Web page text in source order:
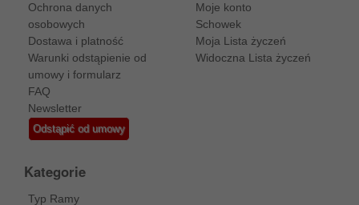
Ochrona danych
osobowych
Dostawa i platność
Warunki odstąpienie od
umowy i formularz
FAQ
Newsletter
Odstąpić od umowy
Moje konto
Schowek
Moja Lista życzeń
Widoczna Lista życzeń
Kategorie
Typ Ramy